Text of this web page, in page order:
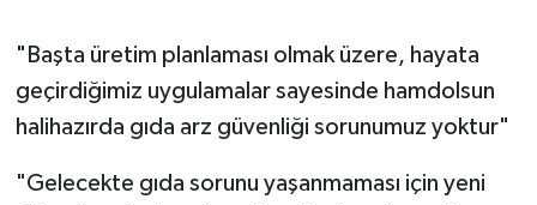
"Başta üretim planlaması olmak üzere, hayata
geçirdiğimiz uygulamalar sayesinde hamdolsun
halihazırda gıda arz güvenliği sorunumuz yoktur"
"Gelecekte gıda sorunu yaşanmaması için yeni